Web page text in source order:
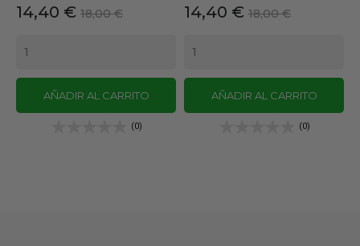
Precio
14,40 € Precio
18,00 €
AÑADIR AL CARRITO
(0)
Precio
14,40 € Precio
18,00 €
AÑADIR AL CARRITO
(0)